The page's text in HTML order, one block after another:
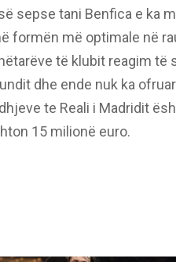
sepse tani Benfica e ka
formën më optimale në
të klubit reagim të
dhe ende nuk ka
te Reali i Madridit
15 milionë euro.